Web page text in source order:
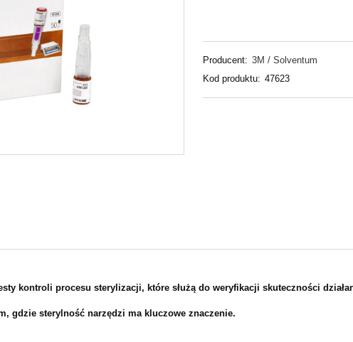
Producent: 3M / Solventum
Kod produktu: 47623
kontroli procesu sterylizacji, które służą do weryfikacji skuteczności
gdzie sterylność narzędzi ma kluczowe znaczenie.